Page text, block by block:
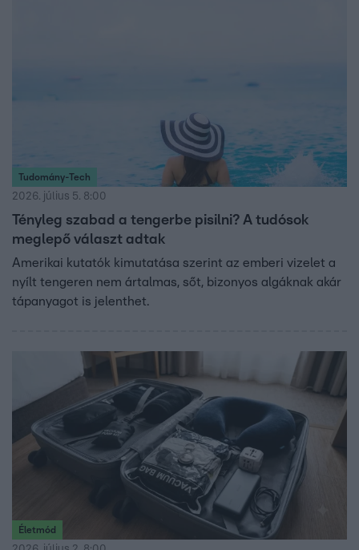
Tudomány-Tech
2026. július 5. 8:00
Tényleg szabad a tengerbe pisilni? A tudósok
meglepő választ adtak
Amerikai kutatók kimutatása szerint az emberi vizelet a
nyílt tengeren nem ártalmas, sőt, bizonyos algáknak akár
tápanyagot is jelenthet.
Életmód